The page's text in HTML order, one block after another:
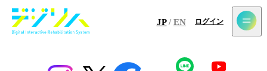
JP / EN ログイン
メールマガジン登録